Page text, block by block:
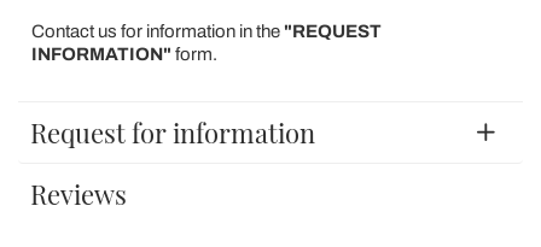
Contact us for information in the "REQUEST
INFORMATION" form.
Request for information
Reviews